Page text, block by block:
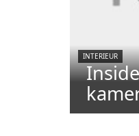
INTERIEUR